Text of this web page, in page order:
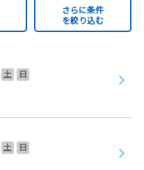
さらに条件
を絞り込む
土
日
土
日